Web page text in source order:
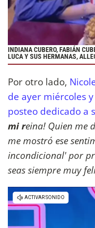
INDIANA CUBERO, FABIÁN
LUCA Y SUS HERMANAS,
Por otro lado,
de ayer miércoles
posteo dedicado a
mi reina! Quien me
me mostró ese
incondicional' por
seas siempre muy